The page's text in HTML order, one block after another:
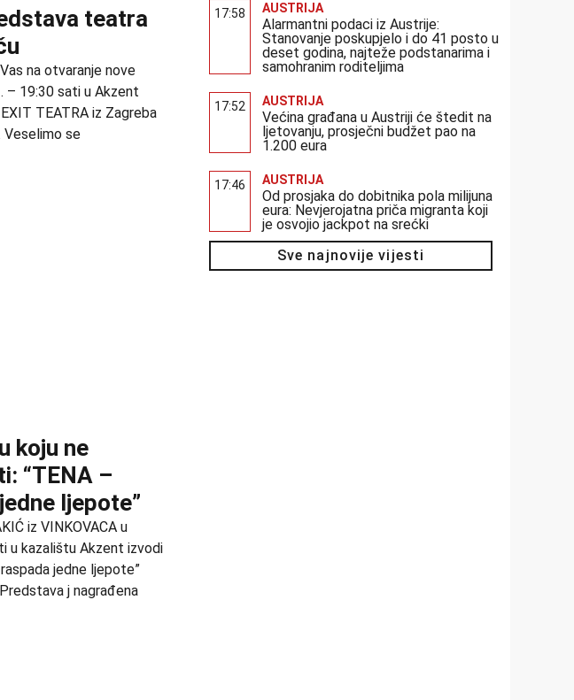
teatra
na otvaranje nove
– 19:30 sati u Akzent
TEATRA iz Zagreba
Veselimo se
koju ne
“TENA –
ljepote”
iz VINKOVACA u
u kazalištu Akzent izvodi
jedne ljepote”
j nagrađena
17:58 AUSTRIJA
Alarmantni podaci iz Austrije:
Stanovanje poskupjelo i do 41 posto u
deset godina, najteže podstanarima i
samohranim roditeljima
17:52 AUSTRIJA
Većina građana u Austriji će štedit na
ljetovanju, prosječni budžet pao na
1.200 eura
17:46 AUSTRIJA
Od prosjaka do dobitnika pola milijuna
eura: Nevjerojatna priča migranta koji
je osvojio jackpot na srećki
Sve najnovije vijesti